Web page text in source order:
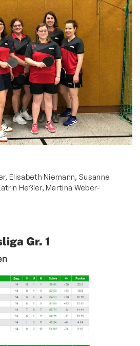
Elisabeth Niemann, Susanne
Heßler, Martina Weber-
Gr. 1